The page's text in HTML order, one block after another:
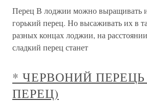
Перец В лоджии можно выращивать
горький перец. Но высаживать их в
разных концах лоджии, на
сладкий перец станет
* ЧЕРВОНИЙ
ПЕРЕЦ)